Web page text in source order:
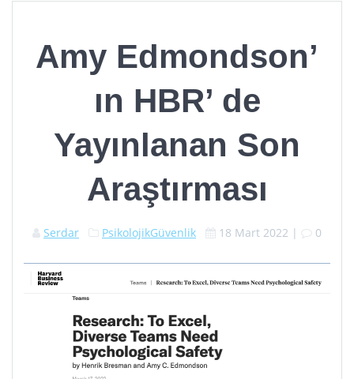
Amy Edmondson’
ın HBR’ de
Yayınlanan Son
Araştırması
Serdar PsikolojikGüvenlik 18 Mart 2022 | 0